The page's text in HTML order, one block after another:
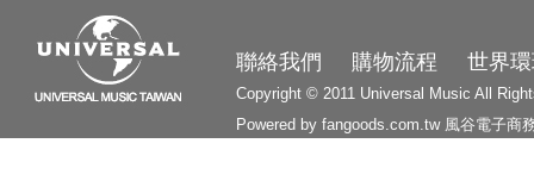
聯絡我們 購物流程 世界
Copyright © 2011 Universal Music All
Powered by fangoods.com.tw 風谷電子商